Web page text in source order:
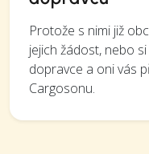
Protože s nimi již
jejich žádost, nebo
dopravce a oni vás
Cargosonu.